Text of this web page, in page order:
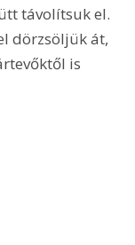
távolítsuk el.
dörzsöljük át,
is